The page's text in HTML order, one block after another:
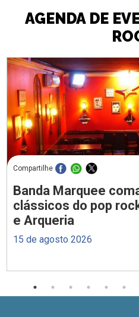
AGENDA DE
Compartilhe
Banda Marquee
clássicos do pop
e Arqueria
15 de agosto 2026